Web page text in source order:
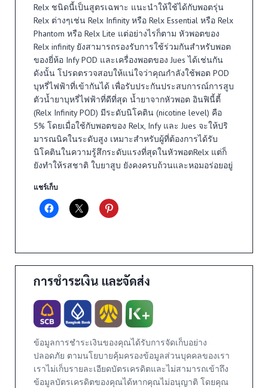
Relx ชนิดนี้เป็นสูตรเฉพาะ แนะนำให้ใช้ได้กับพอตรุ่น
Relx ต่างๆเช่น Relx Infinity หรือ Relx Essential หรือ Relx
Phantom หรือ Relx Lite แต่อย่างไรก็ตาม หัวพอตของ
Relx infinity ยังสามารถรองรับการใช้ร่วมกันสำหรับพอต
ของยี่ห้อ Infy POD และเครื่องพอตของ Jues ได้เช่นกัน
ดังนั้น โปรดตรวจสอบให้แน่ใจว่าคุณกำลังใช้พอต POD
บุหรี่ไฟฟ้าที่เข้ากันได้ เพื่อรับประกันประสบการณ์การสูบ
ตัวน้ำยาบุหรี่ไฟฟ้าที่ดีที่สุด น้ำยาจากหัวพอต อินฟินี้ตี้
(Relx Infinity POD) มีระดับนิโคติน (nicotine level) คือ
5% โดยเมื่อใช้กับพอตของ Relx, Infy และ Jues จะให้ปริ
มารณนิคในระดับสูง เหมาะสำหรับผู้ที่ต้องการได้รับ
นิโคตินในความรู้สึกระดับแรงที่สุดในหัวพอตRelx แต่ก็
ยังทำให้รสชาติ ใบยาสูบ ยังคงครบถ้วนและหอมอร่อยอยู่
แชร์เก็บ
การชำระเงิน และจัดส่ง
ข้อมูลการชำระเงินของคุณได้รับการจัดเก็บอย่าง
ปลอดภัย ตามนโยบายคุ้มครองข้อมูลส่วนบุคคลของเรา
เราไม่เก็บรายละเอียดบัตรเครดิตและไม่สามารถเข้าถึง
ข้อมูลบัตรเครดิตของคุณได้หากคุณไม่อนุญาติ โดยคุณ